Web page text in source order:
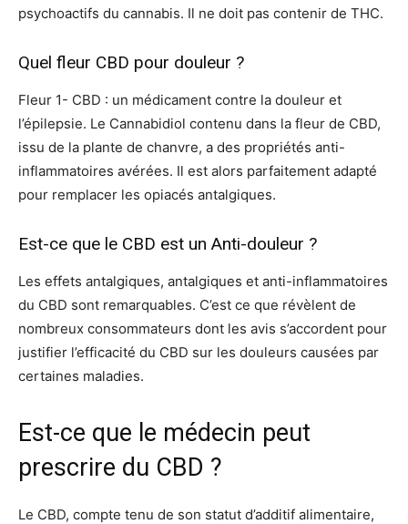
psychoactifs du cannabis. Il ne doit pas contenir de THC.
Quel fleur CBD pour douleur ?
Fleur 1- CBD : un médicament contre la douleur et
l’épilepsie. Le Cannabidiol contenu dans la fleur de CBD,
issu de la plante de chanvre, a des propriétés anti-
inflammatoires avérées. Il est alors parfaitement adapté
pour remplacer les opiacés antalgiques.
Est-ce que le CBD est un Anti-douleur ?
Les effets antalgiques, antalgiques et anti-inflammatoires
du CBD sont remarquables. C’est ce que révèlent de
nombreux consommateurs dont les avis s’accordent pour
justifier l’efficacité du CBD sur les douleurs causées par
certaines maladies.
Est-ce que le médecin peut
prescrire du CBD ?
Le CBD, compte tenu de son statut d’additif alimentaire,